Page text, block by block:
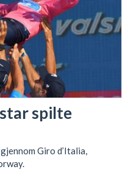
spilte
Giro d’Italia,